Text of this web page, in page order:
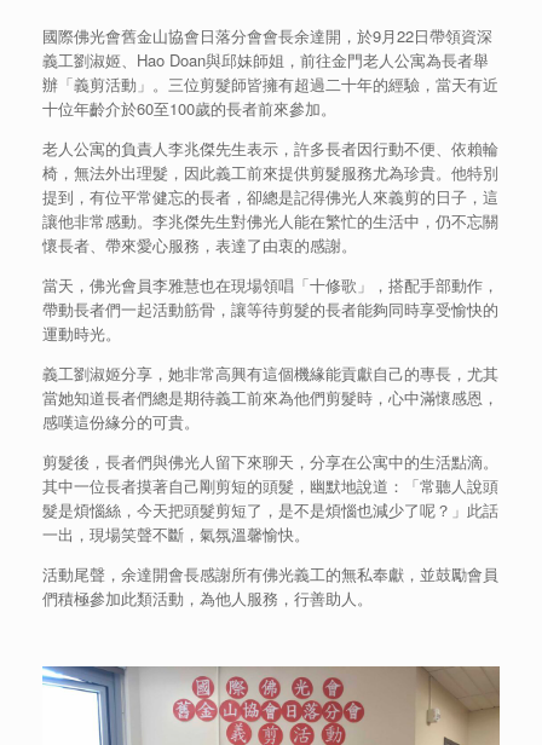
國際佛光會舊金山協會日落分會會長余達開，於9月22日帶領資深
義工劉淑姬、Hao Doan與邱妹師姐，前往金門老人公寓為長者舉
辦「義剪活動」。三位剪髮師皆擁有超過二十年的經驗，當天有近
十位年齡介於60至100歲的長者前來參加。
老人公寓的負責人李兆傑先生表示，許多長者因行動不便、依賴輪
椅，無法外出理髮，因此義工前來提供剪髮服務尤為珍貴。他特別
提到，有位平常健忘的長者，卻總是記得佛光人來義剪的日子，這
讓他非常感動。李兆傑先生對佛光人能在繁忙的生活中，仍不忘關
懷長者、帶來愛心服務，表達了由衷的感謝。
當天，佛光會員李雅慧也在現場領唱「十修歌」，搭配手部動作，
帶動長者們一起活動筋骨，讓等待剪髮的長者能夠同時享受愉快的
運動時光。
義工劉淑姬分享，她非常高興有這個機緣能貢獻自己的專長，尤其
當她知道長者們總是期待義工前來為他們剪髮時，心中滿懷感恩，
感嘆這份緣分的可貴。
剪髮後，長者們與佛光人留下來聊天，分享在公寓中的生活點滴。
其中一位長者摸著自己剛剪短的頭髮，幽默地說道：「常聽人說頭
髮是煩惱絲，今天把頭髮剪短了，是不是煩惱也減少了呢？」此話
一出，現場笑聲不斷，氣氛溫馨愉快。
活動尾聲，余達開會長感謝所有佛光義工的無私奉獻，並鼓勵會員
們積極參加此類活動，為他人服務，行善助人。